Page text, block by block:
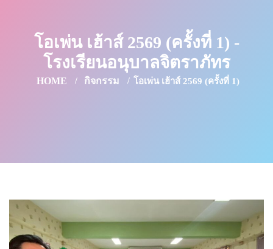
โอเพ่น เฮ้าส์ 2569 (ครั้งที่ 1) -
โรงเรียนอนุบาลจิตราภัทร
HOME กิจกรรม โอเพ่น เฮ้าส์ 2569 (ครั้งที่ 1)